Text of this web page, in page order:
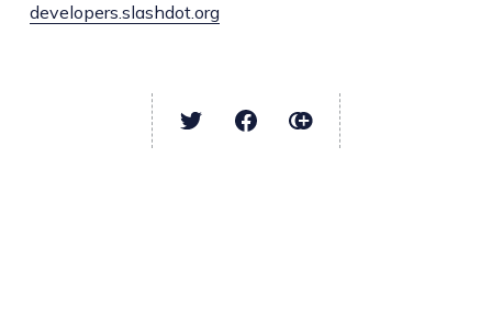
developers.slashdot.org